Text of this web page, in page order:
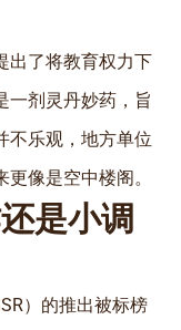
出了将教育权力下
一剂灵丹妙药，旨
不乐观，地方单位
像是空中楼阁。
是小调
）的推出被标榜